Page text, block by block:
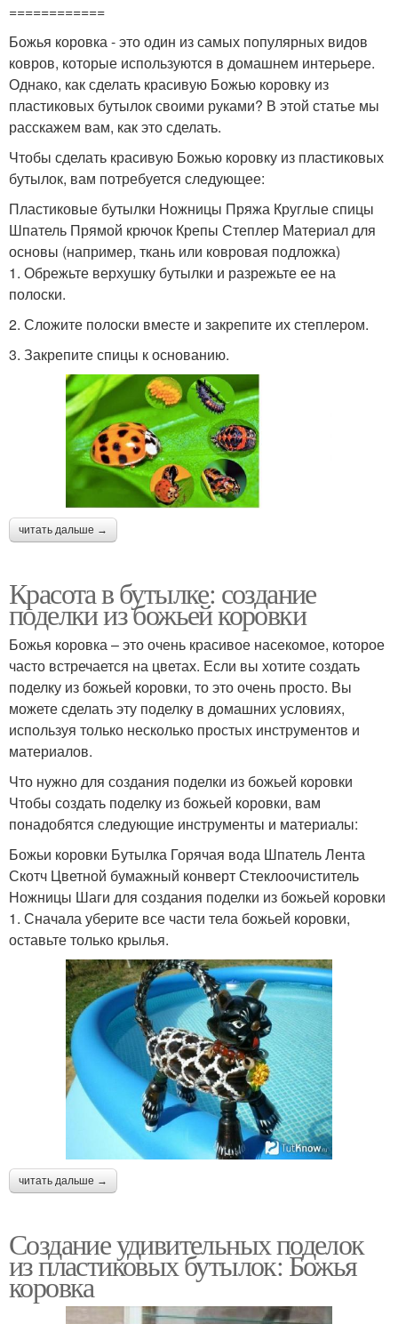
============
Божья коровка - это один из самых популярных видов
ковров, которые используются в домашнем интерьере.
Однако, как сделать красивую Божью коровку из
пластиковых бутылок своими руками? В этой статье мы
расскажем вам, как это сделать.
Чтобы сделать красивую Божью коровку из пластиковых
бутылок, вам потребуется следующее:
Пластиковые бутылки Ножницы Пряжа Круглые спицы
Шпатель Прямой крючок Крепы Степлер Материал для
основы (например, ткань или ковровая подложка)
1. Обрежьте верхушку бутылки и разрежьте ее на
полоски.
2. Сложите полоски вместе и закрепите их степлером.
3. Закрепите спицы к основанию.
читать дальше →
Красота в бутылке: создание
поделки из божьей коровки
Божья коровка – это очень красивое насекомое, которое
часто встречается на цветах. Если вы хотите создать
поделку из божьей коровки, то это очень просто. Вы
можете сделать эту поделку в домашних условиях,
используя только несколько простых инструментов и
материалов.
Что нужно для создания поделки из божьей коровки
Чтобы создать поделку из божьей коровки, вам
понадобятся следующие инструменты и материалы:
Божьи коровки Бутылка Горячая вода Шпатель Лента
Скотч Цветной бумажный конверт Стеклоочиститель
Ножницы Шаги для создания поделки из божьей коровки
1. Сначала уберите все части тела божьей коровки,
оставьте только крылья.
читать дальше →
Создание удивительных поделок
из пластиковых бутылок: Божья
коровка